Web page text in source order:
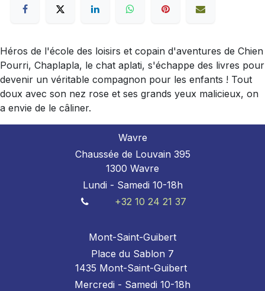
Héros de l'école des loisirs et copain d'aventures de Chien
Pourri, Chaplapla, le chat aplati, s'échappe des livres pour
devenir un véritable compagnon pour les enfants ! Tout
doux avec son nez rose et ses grands yeux malicieux, on
a envie de le câliner.
Wavre
Chaussée de Louvain 395
1300 Wavre
Lundi - Samedi 10-18h
+32 10 24 21 37
Mont-Saint-Guibert
Place du Sablon 7
1435 Mont-Saint-Guibert
Mercredi - Samedi 10-18h